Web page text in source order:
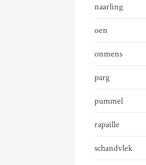
naarling
oen
onmens
parg
pummel
rapaille
schandvlek